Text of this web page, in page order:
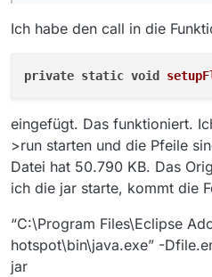
Ich habe den call in die
private static void
eingefügt. Das funktioniert.
>run starten und die Pfeile
Datei hat 50.790 KB. Das
ich die jar starte, kommt die
“C:\Program Files\Eclipse
hotspot\bin\java.exe” -
jar